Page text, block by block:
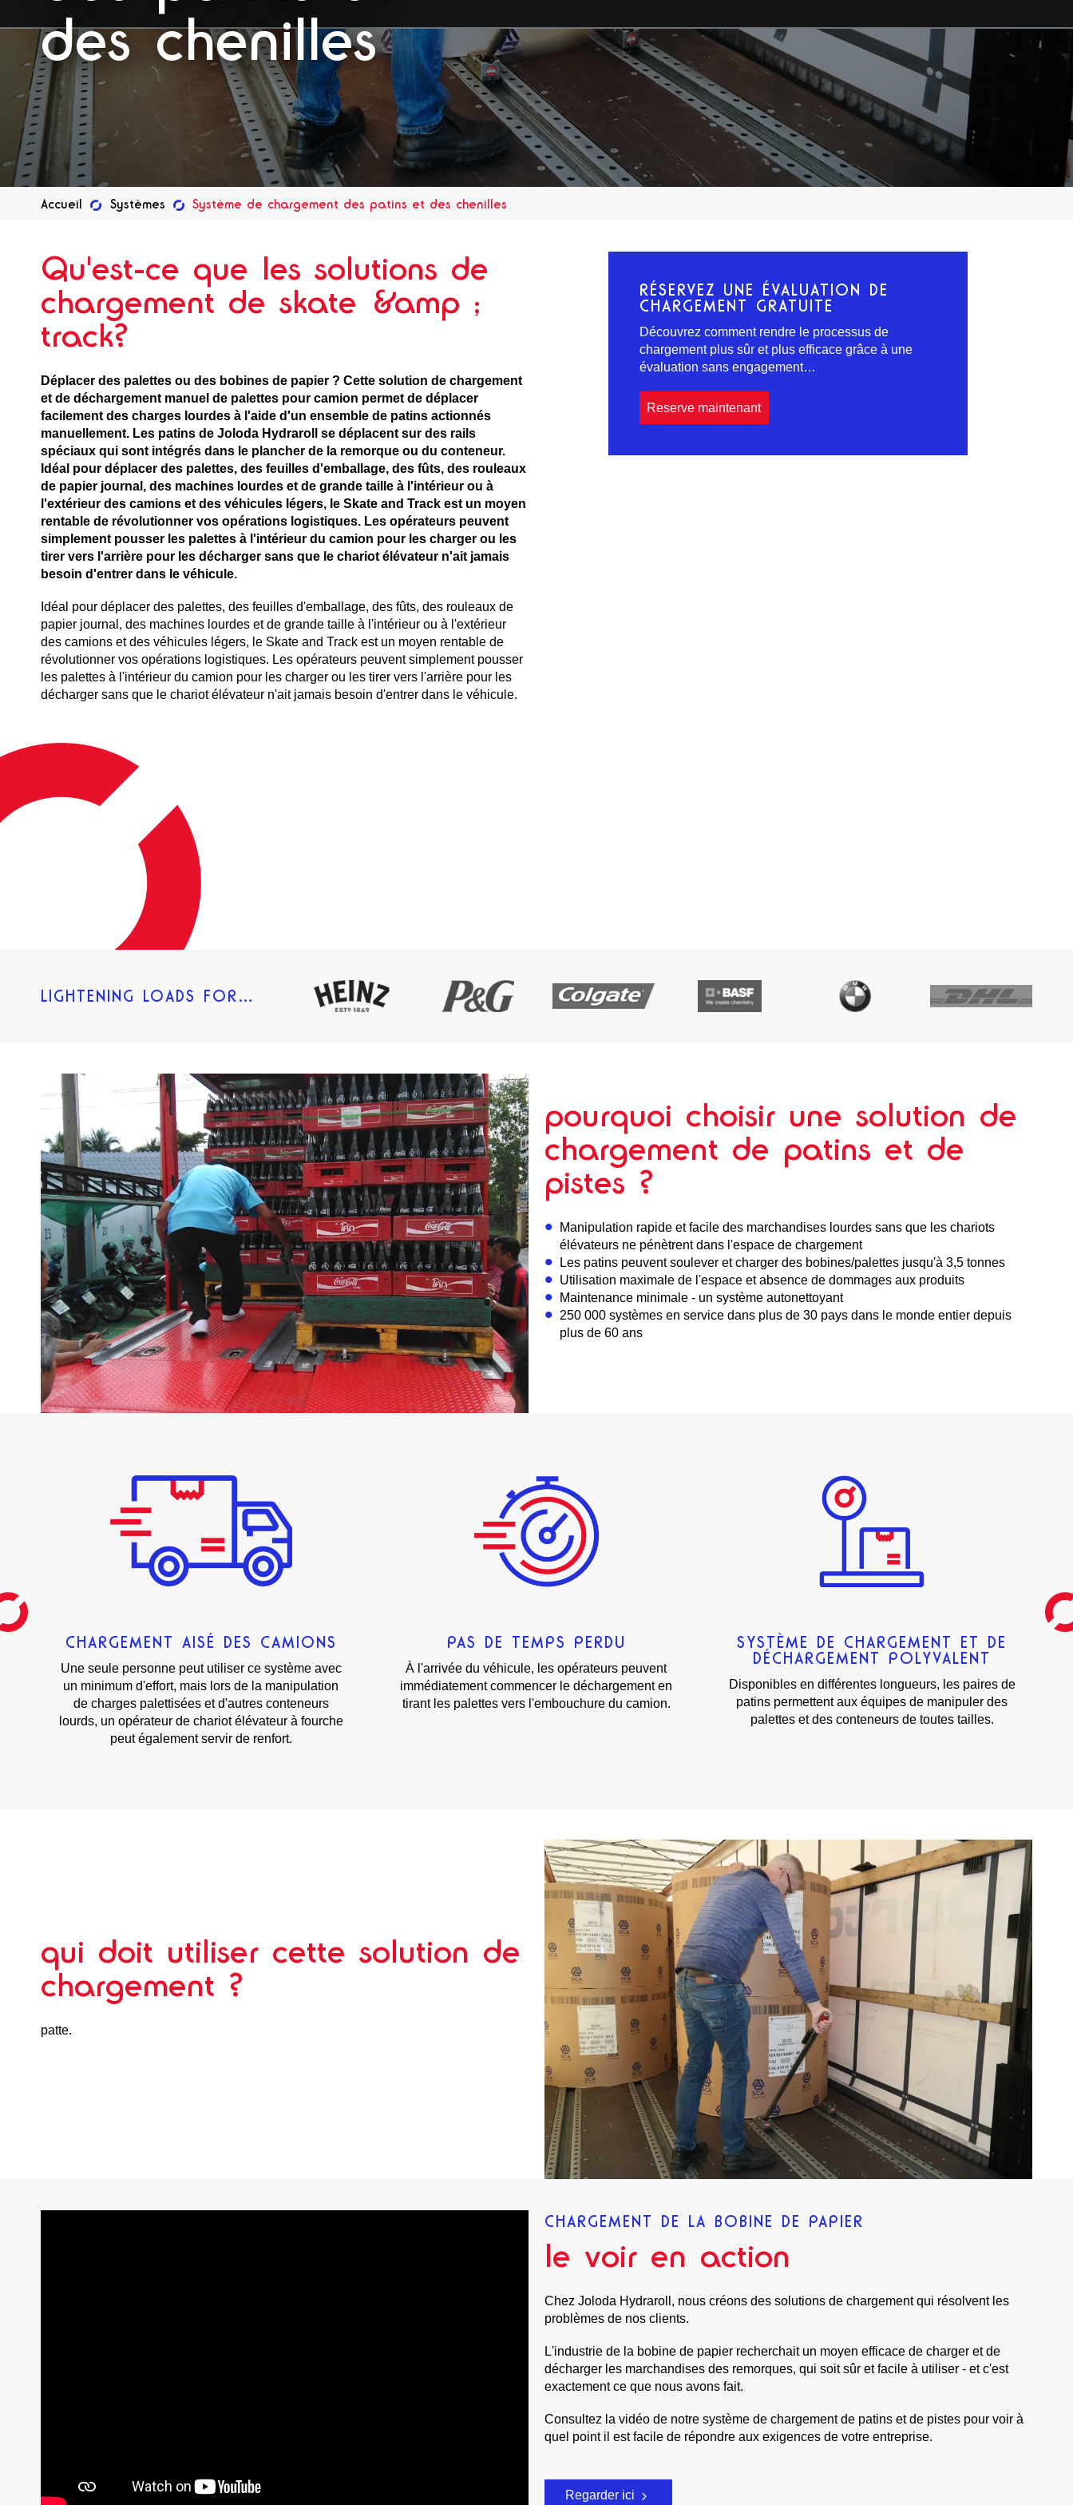
des chenilles
Accueil Systèmes Système de chargement des patins et des chenilles
Qu'est-ce que les solutions de
chargement de skate &amp ;
track?
Déplacer des palettes ou des bobines de papier ? Cette solution de chargement
et de déchargement manuel de palettes pour camion permet de déplacer
facilement des charges lourdes à l'aide d'un ensemble de patins actionnés
manuellement. Les patins de Joloda Hydraroll se déplacent sur des rails
spéciaux qui sont intégrés dans le plancher de la remorque ou du conteneur.
Idéal pour déplacer des palettes, des feuilles d'emballage, des fûts, des rouleaux
de papier journal, des machines lourdes et de grande taille à l'intérieur ou à
l'extérieur des camions et des véhicules légers, le Skate and Track est un moyen
rentable de révolutionner vos opérations logistiques. Les opérateurs peuvent
simplement pousser les palettes à l'intérieur du camion pour les charger ou les
tirer vers l'arrière pour les décharger sans que le chariot élévateur n'ait jamais
besoin d'entrer dans le véhicule.
Idéal pour déplacer des palettes, des feuilles d'emballage, des fûts, des rouleaux de
papier journal, des machines lourdes et de grande taille à l'intérieur ou à l'extérieur
des camions et des véhicules légers, le Skate and Track est un moyen rentable de
révolutionner vos opérations logistiques. Les opérateurs peuvent simplement pousser
les palettes à l'intérieur du camion pour les charger ou les tirer vers l'arrière pour les
décharger sans que le chariot élévateur n'ait jamais besoin d'entrer dans le véhicule.
RÉSERVEZ UNE ÉVALUATION DE
CHARGEMENT GRATUITE
Découvrez comment rendre le processus de
chargement plus sûr et plus efficace grâce à une
évaluation sans engagement…
Reserve maintenant
LIGHTENING LOADS FOR…
pourquoi choisir une solution de
chargement de patins et de
pistes ?
Manipulation rapide et facile des marchandises lourdes sans que les chariots
élévateurs ne pénètrent dans l'espace de chargement
Les patins peuvent soulever et charger des bobines/palettes jusqu'à 3,5 tonnes
Utilisation maximale de l'espace et absence de dommages aux produits
Maintenance minimale - un système autonettoyant
250 000 systèmes en service dans plus de 30 pays dans le monde entier depuis
plus de 60 ans
CHARGEMENT AISÉ DES CAMIONS
Une seule personne peut utiliser ce système avec
un minimum d'effort, mais lors de la manipulation
de charges palettisées et d'autres conteneurs
lourds, un opérateur de chariot élévateur à fourche
peut également servir de renfort.
PAS DE TEMPS PERDU
À l'arrivée du véhicule, les opérateurs peuvent
immédiatement commencer le déchargement en
tirant les palettes vers l'embouchure du camion.
SYSTÈME DE CHARGEMENT ET DE
DÉCHARGEMENT POLYVALENT
Disponibles en différentes longueurs, les paires de
patins permettent aux équipes de manipuler des
palettes et des conteneurs de toutes tailles.
qui doit utiliser cette solution de
chargement ?
patte.
CHARGEMENT DE LA BOBINE DE PAPIER
le voir en action
Chez Joloda Hydraroll, nous créons des solutions de chargement qui résolvent les
problèmes de nos clients.
L'industrie de la bobine de papier recherchait un moyen efficace de charger et de
décharger les marchandises des remorques, qui soit sûr et facile à utiliser - et c'est
exactement ce que nous avons fait.
Consultez la vidéo de notre système de chargement de patins et de pistes pour voir à
quel point il est facile de répondre aux exigences de votre entreprise.
Regarder ici